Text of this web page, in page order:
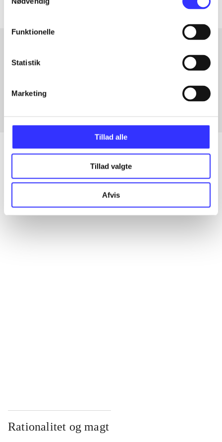
Funktionelle
Statistik
Marketing
Tillad alle
Tillad valgte
Afvis
Artikler med samme emner
Artikler
Alle registrerede artikler fordelt på udgivelser
Rationalitet og magt